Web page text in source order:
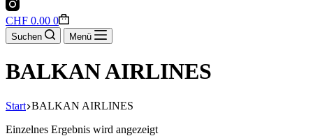
Warenkorb
CHF 0.00 0
Suchen Menü
BALKAN AIRLINES
Start BALKAN AIRLINES
Einzelnes Ergebnis wird angezeigt